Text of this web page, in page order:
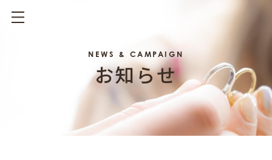
NEWS & CAMPAIGN
お知らせ